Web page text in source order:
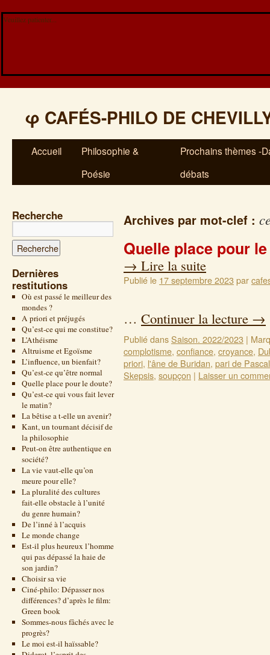
Veuillez patienter...
φ CAFÉS-PHILO DE
Accueil
Philosophie &
Poésie
Prochains thèmes -
débats
Recherche
Dernières
restitutions
Où est passé le meilleur des
mondes ?
A priori et préjugés
Qu’est-ce qui me constitue?
L’Athéisme
Altruisme et Egoïsme
L’influence, un bienfait?
Qu’est-ce qu’être normal
Quelle place pour le doute?
Qu’est-ce qui vous fait lever
le matin?
La bêtise a t-elle un avenir?
Kant, un tournant décisif de
la philosophie
Peut-on être authentique en
société?
La vie vaut-elle qu’on
meure pour elle?
La pluralité des cultures
fait-elle obstacle à l’unité
du genre humain?
De l’inné à l’acquis
Le monde change
Est-il plus heureux l’homme
qui pas dépassé la haie de
son jardin?
Choisir sa vie
Ciné-philo: Dépasser nos
différences? d’après le film:
Green book
Sommes-nous fâchés avec le
progrès?
Le moi est-il haïssable?
Archives par mot-clef :
Quelle place pour
→ Lire la suite
Publié le 17 septembre 2023par
… Continuer la lecture →
Publié dansSaison. 2022/2023 |
complotisme, confiance, croyance,
priori, l'âne de Buridan, pari de Pascal
Skepsis, soupçon | Laisser un